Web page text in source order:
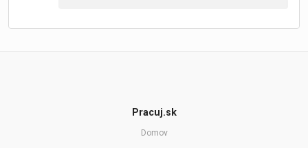
Pracuj.sk
Domov